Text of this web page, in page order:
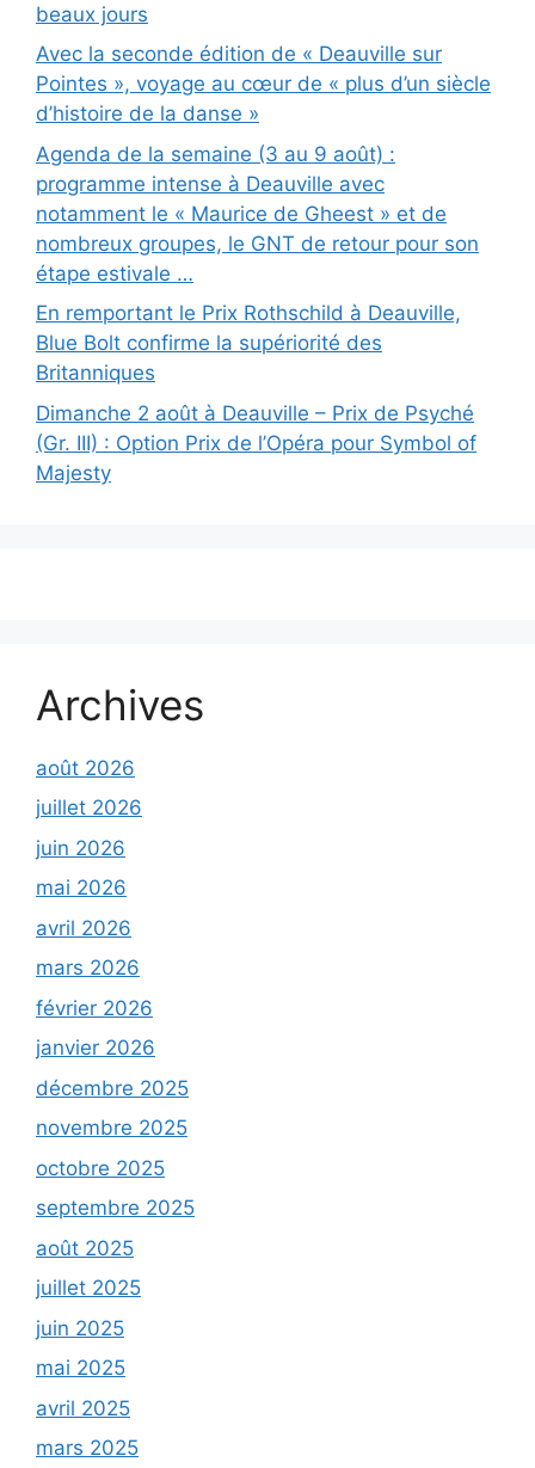
beaux jours
Avec la seconde édition de « Deauville sur
Pointes », voyage au cœur de « plus d’un siècle
d’histoire de la danse »
Agenda de la semaine (3 au 9 août) :
programme intense à Deauville avec
notamment le « Maurice de Gheest » et de
nombreux groupes, le GNT de retour pour son
étape estivale …
En remportant le Prix Rothschild à Deauville,
Blue Bolt confirme la supériorité des
Britanniques
Dimanche 2 août à Deauville – Prix de Psyché
(Gr. III) : Option Prix de l’Opéra pour Symbol of
Majesty
Archives
août 2026
juillet 2026
juin 2026
mai 2026
avril 2026
mars 2026
février 2026
janvier 2026
décembre 2025
novembre 2025
octobre 2025
septembre 2025
août 2025
juillet 2025
juin 2025
mai 2025
avril 2025
mars 2025